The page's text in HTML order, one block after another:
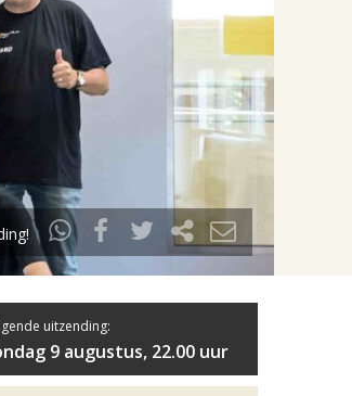
uitzending:
9 augustus, 22.00 uur